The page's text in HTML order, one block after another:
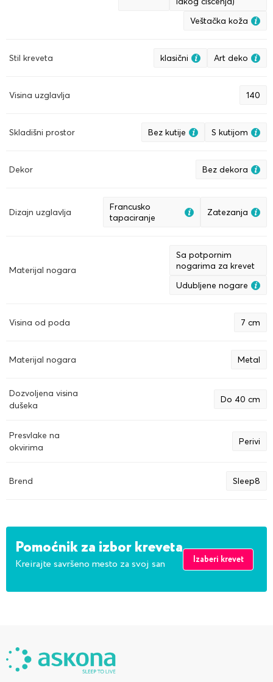
Veštačka koža
Stil kreveta klasični Art deko
Visina uzglavlja 140
Skladišni prostor Bez kutije S kutijom
Dekor Bez dekora
Dizajn uzglavlja
Francusko
tapaciranje
Zatezanja
Materijal nogara
Sa potpornim
nogarima za krevet
Udubljene nogare
Visina od poda 7 cm
Materijal nogara Metal
Dozvoljena visina
dušeka
Do 40 cm
Presvlake na
okvirima
Perivi
Brend Sleep8
Pomoćnik za izbor kreveta
Kreirajte savršeno mesto za svoj san Izaberi krevet